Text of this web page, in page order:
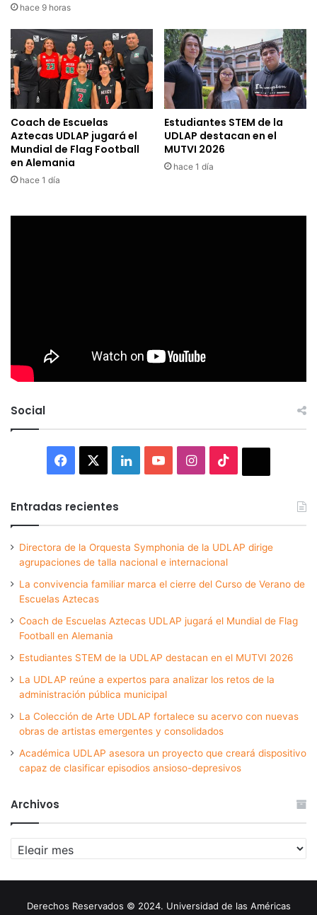
hace 9 horas
Coach de Escuelas
Aztecas UDLAP jugará el
Mundial de Flag Football
en Alemania
hace 1 día
Estudiantes STEM de la
UDLAP destacan en el
MUTVI 2026
hace 1 día
Social
Facebook LinkedInYouTubeInstagram
Entradas recientes
Directora de la Orquesta Symphonia de la UDLAP dirige
agrupaciones de talla nacional e internacional
La convivencia familiar marca el cierre del Curso de Verano de
Escuelas Aztecas
Coach de Escuelas Aztecas UDLAP jugará el Mundial de Flag
Football en Alemania
Estudiantes STEM de la UDLAP destacan en el MUTVI 2026
La UDLAP reúne a expertos para analizar los retos de la
administración pública municipal
La Colección de Arte UDLAP fortalece su acervo con nuevas
obras de artistas emergentes y consolidados
Académica UDLAP asesora un proyecto que creará dispositivo
capaz de clasificar episodios ansioso-depresivos
Archivos
Archivos
Derechos Reservados © 2024. Universidad de las Américas